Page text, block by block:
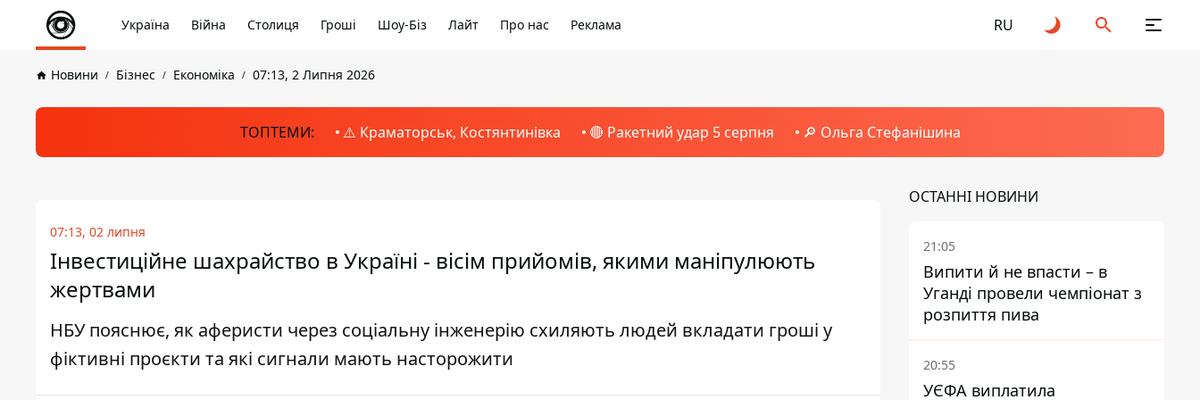
Україна Війна Столиця Гроші Шоу-Біз Лайт Про нас Реклама RU
Новини Бізнес Економіка 07:13, 2 Липня 2026
ТОПТЕМИ: ⚠️ Краматорськ, Костянтинівка 🔴 Ракетний удар 5 серпня 🔎 Ольга Стефанішина
07:13, 02 липня
Інвестиційне шахрайство в Україні - вісім прийомів, якими маніпулюють
жертвами
НБУ пояснює, як аферисти через соціальну інженерію схиляють людей вкладати гроші у
фіктивні проєкти та які сигнали мають насторожити
ОСТАННІ НОВИНИ
21:05
Випити й не впасти – в
Уганді провели чемпіонат з
розпиття пива
20:55
УЄФА виплатила